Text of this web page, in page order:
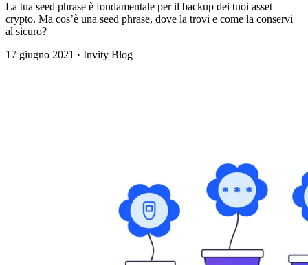
La tua seed phrase è fondamentale per il backup dei tuoi asset
crypto. Ma cos’è una seed phrase, dove la trovi e come la conservi
al sicuro?
17 giugno 2021 · Invity Blog